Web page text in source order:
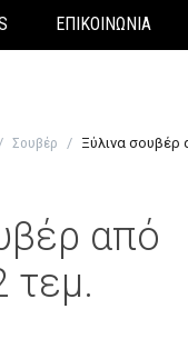
ΕΠΙΚΟΙΝΩΝΙΑ
Σουβέρ / Ξύλινα σουβέρ
από
τεμ.